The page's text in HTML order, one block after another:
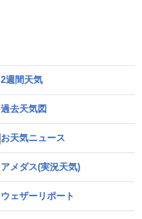
2週間天気
過去天気図
お天気ニュース
アメダス(実況天気)
ウェザーリポート